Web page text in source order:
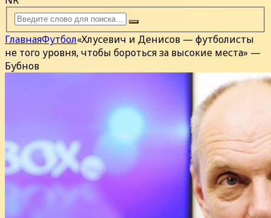
ГлавнаяФутбол«Хлусевич и Денисов — футболисты
не того уровня, чтобы бороться за высокие места» —
Бубнов